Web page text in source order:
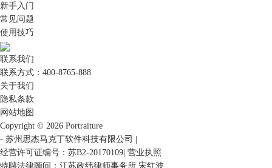
新手入门
常见问题
使用技巧
联系我们
联系方式：400-8765-888
关于我们
隐私条款
网站地图
Copyright © 2026 Portraiture
- 苏州思杰马克丁软件科技有限公司
经营许可证编号：苏B2-20170109 营业执照
特聘法律顾问：江苏政纬律师事务所 宋红波